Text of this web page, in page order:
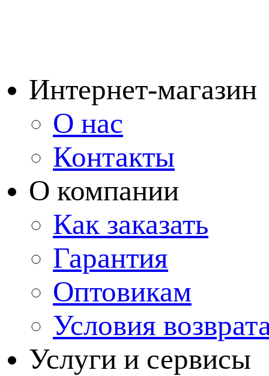
Интернет-магазин
О нас
Контакты
О компании
Как заказать
Гарантия
Оптовикам
Условия
Услуги и сервисы